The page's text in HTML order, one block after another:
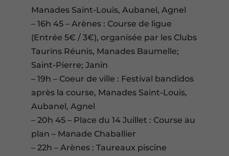
Manades Saint-Louis, Aubanel, Agnel
– 16h 45 – Arènes : Course de ligue
(Entrée 5€ / 3€), organisée par les Clubs
Taurins Réunis, Manades Baumelle;
Saint-Pierre; Janin
– 19h – Coeur de ville : Festival bandidos
après la course, Manades Saint-Louis,
Aubanel, Agnel
– 20h 45 – Place du 14 Juillet : Course au
plan – Manade Chaballier
– 22h – Arènes : Taureaux piscine